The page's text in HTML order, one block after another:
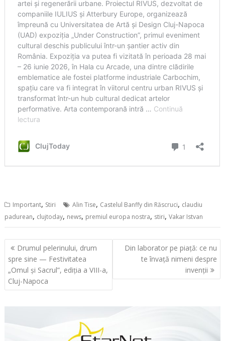
Important, Stiri Alin Tise, Castelul Banffy din Răscruci, claudiu
padurean, clujtoday, news, premiul europa nostra, stiri,Vakar Istvan
Navigare
în
articole
Drumul pelerinului, drum
spre sine — Festivitatea
„Omul și Sacrul”, ediția a VIII-a,
Cluj-Napoca
Din laborator pe piață: ce nu
te învață nimeni despre
invenții